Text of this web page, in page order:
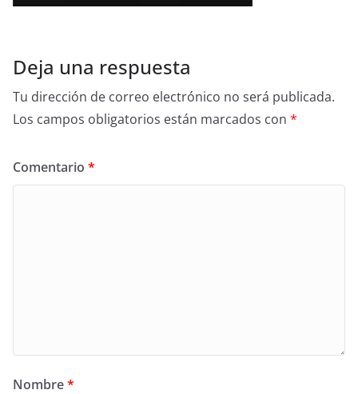
Deja una respuesta
Tu dirección de correo electrónico no será publicada.
Los campos obligatorios están marcados con *
Comentario *
Nombre*